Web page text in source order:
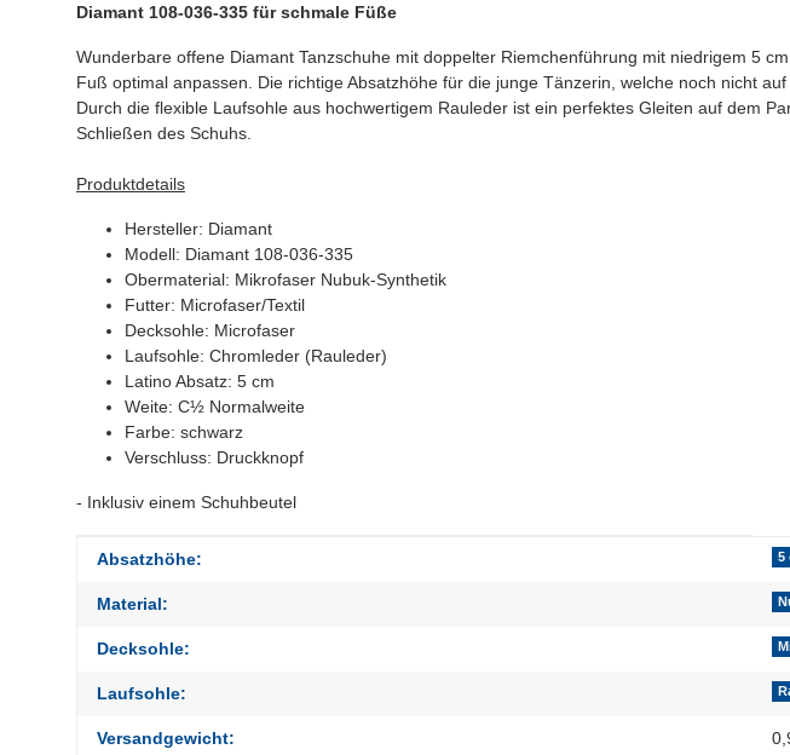
Diamant 108-036-335 für schmale Füße
Wunderbare offene Diamant Tanzschuhe mit doppelter Riemchenführung mit niedrigem 5
Fuß optimal anpassen. Die richtige Absatzhöhe für die junge Tänzerin, welche noch nicht
Durch die flexible Laufsohle aus hochwertigem Rauleder ist ein perfektes Gleiten auf dem
Schließen des Schuhs.
Produktdetails
Hersteller: Diamant
Modell: Diamant 108-036-335
Obermaterial: Mikrofaser Nubuk-Synthetik
Futter: Microfaser/Textil
Decksohle: Microfaser
Laufsohle: Chromleder (Rauleder)
Latino Absatz: 5 cm
Weite: C½ Normalweite
Farbe: schwarz
Verschluss: Druckknopf
- Inklusiv einem Schuhbeutel
Produkteigenschaft
Wert
Absatzhöhe: 5
Material:
Decksohle:
Laufsohle:
Versandgewicht: